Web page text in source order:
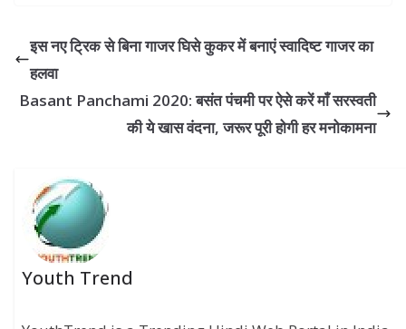
इस नए ट्रिक से बिना गाजर घिसे कुकर में बनाएं स्वादिष्ट गाजर का
हलवा
Basant Panchami 2020: बसंत पंचमी पर ऐसे करें माँ सरस्वती
की ये खास वंदना, जरूर पूरी होगी हर मनोकामना
Youth Trend